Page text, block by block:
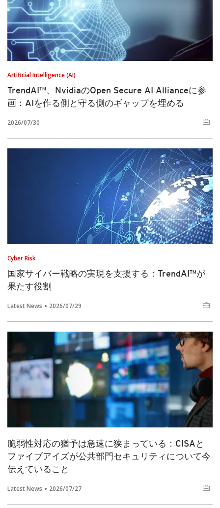
Artificial Intelligence (AI)
TrendAI™、NvidiaのOpen Secure AI Allianceに参
画：AIを作る側と守る側のギャップを埋める
2026/07/30
Cyber Risk
国家サイバー戦略の実現を支援する：TrendAI™が
果たす役割
Latest News 2026/07/29
脆弱性対応の猶予は急速に狭まっている：CISAと
ファイブアイズが公共部門セキュリティについて今
伝えていること
Latest News 2026/07/27